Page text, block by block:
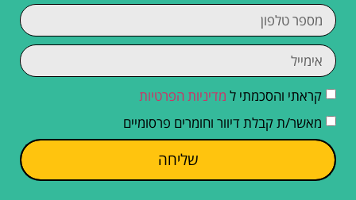
קראתי והסכמתי ל מדיניות הפרטיות
מאשר/ת קבלת דיוור וחומרים פרסומיים
שליחה